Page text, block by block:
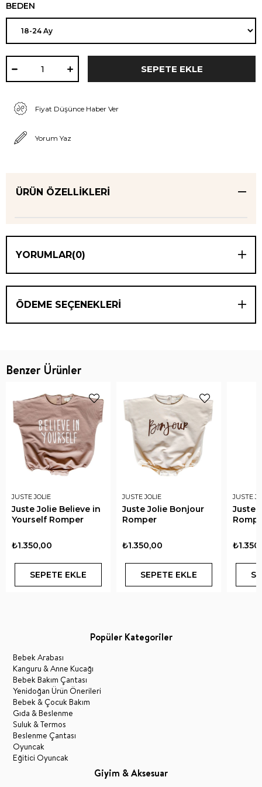
BEDEN
Fiyat Düşünce Haber Ver
Yorum Yaz
ÜRÜN ÖZELLIKLERI
YORUMLAR(0)
ÖDEME SEÇENEKLERI
Benzer Ürünler
JUSTE JOLIE
Juste Jolie Believe in
Yourself Romper
₺1.350,00
SEPETE EKLE
JUSTE JOLIE
Juste Jolie Bonjour
Romper
₺1.350,00
SEPETE EKLE
JUSTE
Juste
Popüler Kategoriler
Bebek Arabası
Kanguru & Anne Kucağı
Bebek Bakım Çantası
Yenidoğan Ürün Önerileri
Bebek & Çocuk Bakım
Gıda & Beslenme
Suluk & Termos
Beslenme Çantası
Oyuncak
Eğitici Oyuncak
Giyim & Aksesuar